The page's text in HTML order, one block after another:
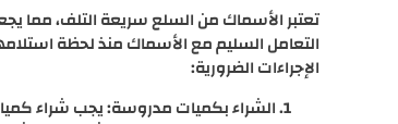
تعتبر الأسماك من السلع سريعة التلف، مما
التعامل السليم مع الأسماك منذ لحظة
الإجراءات الضرورية:
الشراء بكميات مدروسة: يجب شراء